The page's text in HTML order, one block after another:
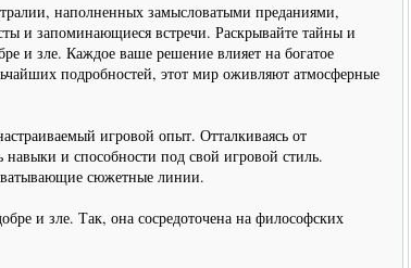
наполненных замысловатыми преданиями,
и запоминающиеся встречи. Раскрывайте тайны и
и зле. Каждое ваше решение влияет на богатое
подробностей, этот мир оживляют атмосферные
игровой опыт. Отталкиваясь от
и способности под свой игровой стиль.
сюжетные линии.
и зле. Так, она сосредоточена на философских